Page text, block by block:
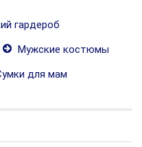
гардероб
Мужские костюмы
для мам